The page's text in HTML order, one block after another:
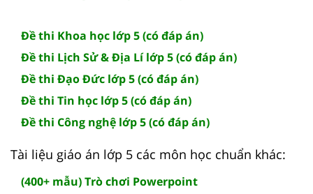
Đề thi Khoa học lớp 5 (có đáp án)
Đề thi Lịch Sử & Địa Lí lớp 5 (có đáp án)
Đề thi Đạo Đức lớp 5 (có đáp án)
Đề thi Tin học lớp 5 (có đáp án)
Đề thi Công nghệ lớp 5 (có đáp án)
Tài liệu giáo án lớp 5 các môn học chuẩn khác:
(400+ mẫu) Trò chơi Powerpoint